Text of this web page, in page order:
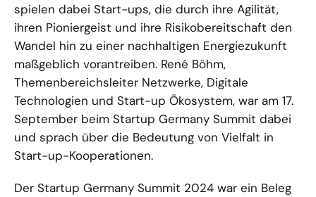
spielen dabei Start-ups, die durch ihre Agilität,
ihren Pioniergeist und ihre Risikobereitschaft den
Wandel hin zu einer nachhaltigen Energiezukunft
maßgeblich vorantreiben. René Böhm,
Themenbereichsleiter Netzwerke, Digitale
Technologien und Start-up Ökosystem, war am 17.
September beim Startup Germany Summit dabei
und sprach über die Bedeutung von Vielfalt in
Start-up-Kooperationen.
Der Startup Germany Summit 2024 war ein Beleg